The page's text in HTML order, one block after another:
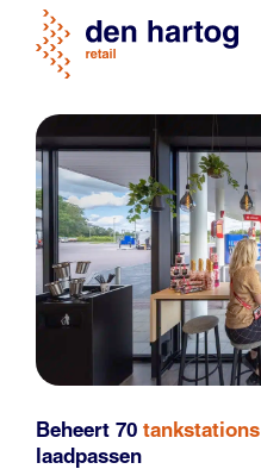
Beheert 70 tankstations
laadpassen